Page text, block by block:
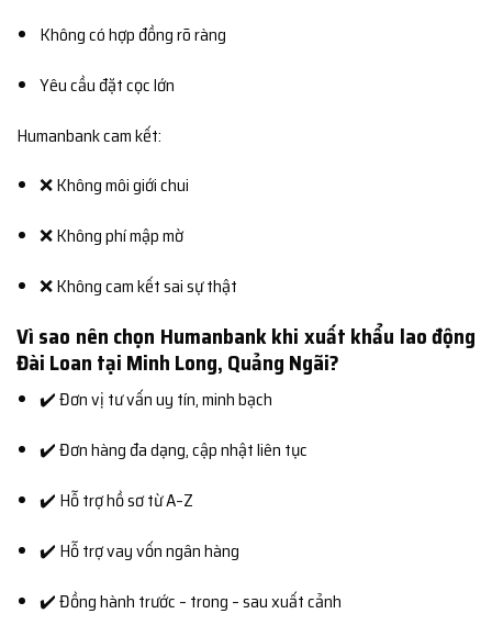
Không có hợp đồng rõ ràng
Yêu cầu đặt cọc lớn
Humanbank cam kết:
❌ Không môi giới chui
❌ Không phí mập mờ
❌ Không cam kết sai sự thật
Vì sao nên chọn Humanbank khi xuất khẩu lao động
Đài Loan tại Minh Long, Quảng Ngãi?
✔️ Đơn vị tư vấn uy tín, minh bạch
✔️ Đơn hàng đa dạng, cập nhật liên tục
✔️ Hỗ trợ hồ sơ từ A–Z
✔️ Hỗ trợ vay vốn ngân hàng
✔️ Đồng hành trước – trong – sau xuất cảnh